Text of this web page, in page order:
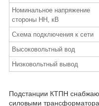
Номинальное напряжение
стороны НН, кВ
Схема подключения к сети
Высоковольтный вод
Низковольтный вывод
Подстанции КТПН
силовыми